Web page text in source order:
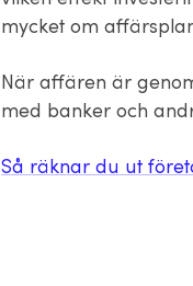
mycket om
När affären är
med banker och
Så räknar du ut